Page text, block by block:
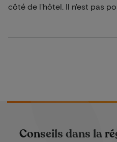
côté de l'hôtel. Il n'est pas
Conseils dans la